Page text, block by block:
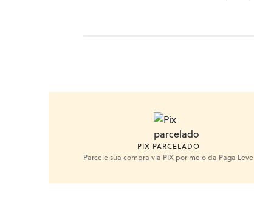
PIX PARCELADO
Parcele sua compra via PIX por meio da Paga Leve